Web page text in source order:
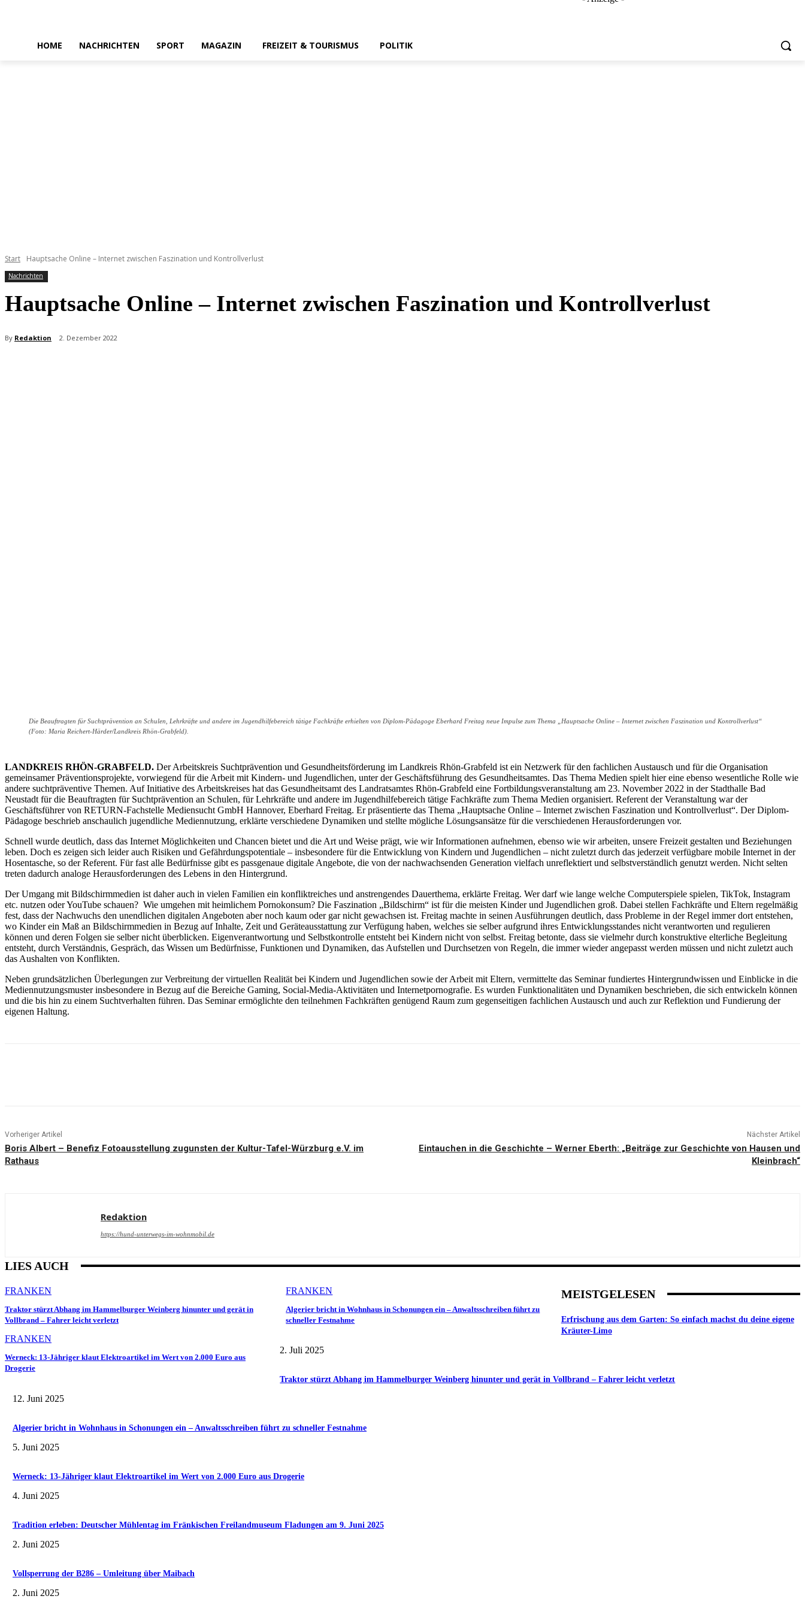
HOME NACHRICHTEN SPORT MAGAZIN FREIZEIT & TOURISMUS POLITIK
Start Hauptsache Online – Internet zwischen Faszination und Kontrollverlust
Nachrichten
Hauptsache Online – Internet zwischen Faszination und Kontrollverlust
By Redaktion 2. Dezember 2022
Die Beauftragten für Suchtprävention an Schulen, Lehrkräfte und andere im Jugendhilfebereich tätige Fachkräfte erhielten von Diplom-Pädagoge Eberhard Freitag neue Impulse zum Thema „Hauptsache Online – Internet zwischen Faszination und Kontrollverlust“
(Foto: Maria Reichert-Härder/Landkreis Rhön-Grabfeld).
LANDKREIS RHÖN-GRABFELD. Der Arbeitskreis Suchtprävention und Gesundheitsförderung im Landkreis Rhön-Grabfeld ist ein Netzwerk für den fachlichen Austausch und für die Organisation
gemeinsamer Präventionsprojekte, vorwiegend für die Arbeit mit Kindern- und Jugendlichen, unter der Geschäftsführung des Gesundheitsamtes. Das Thema Medien spielt hier eine ebenso wesentliche Rolle wie
andere suchtpräventive Themen. Auf Initiative des Arbeitskreises hat das Gesundheitsamt des Landratsamtes Rhön-Grabfeld eine Fortbildungsveranstaltung am 23. November 2022 in der Stadthalle Bad
Neustadt für die Beauftragten für Suchtprävention an Schulen, für Lehrkräfte und andere im Jugendhilfebereich tätige Fachkräfte zum Thema Medien organisiert. Referent der Veranstaltung war der
Geschäftsführer von RETURN-Fachstelle Mediensucht GmbH Hannover, Eberhard Freitag. Er präsentierte das Thema „Hauptsache Online – Internet zwischen Faszination und Kontrollverlust“. Der Diplom-
Pädagoge beschrieb anschaulich jugendliche Mediennutzung, erklärte verschiedene Dynamiken und stellte mögliche Lösungsansätze für die verschiedenen Herausforderungen vor.
Schnell wurde deutlich, dass das Internet Möglichkeiten und Chancen bietet und die Art und Weise prägt, wie wir Informationen aufnehmen, ebenso wie wir arbeiten, unsere Freizeit gestalten und Beziehungen
leben. Doch es zeigen sich leider auch Risiken und Gefährdungspotentiale – insbesondere für die Entwicklung von Kindern und Jugendlichen – nicht zuletzt durch das jederzeit verfügbare mobile Internet in der
Hosentasche, so der Referent. Für fast alle Bedürfnisse gibt es passgenaue digitale Angebote, die von der nachwachsenden Generation vielfach unreflektiert und selbstverständlich genutzt werden. Nicht selten
treten dadurch analoge Herausforderungen des Lebens in den Hintergrund.
Der Umgang mit Bildschirmmedien ist daher auch in vielen Familien ein konfliktreiches und anstrengendes Dauerthema, erklärte Freitag. Wer darf wie lange welche Computerspiele spielen, TikTok, Instagram
etc. nutzen oder YouTube schauen? Wie umgehen mit heimlichem Pornokonsum? Die Faszination „Bildschirm“ ist für die meisten Kinder und Jugendlichen groß. Dabei stellen Fachkräfte und Eltern regelmäßig
fest, dass der Nachwuchs den unendlichen digitalen Angeboten aber noch kaum oder gar nicht gewachsen ist. Freitag machte in seinen Ausführungen deutlich, dass Probleme in der Regel immer dort entstehen,
wo Kinder ein Maß an Bildschirmmedien in Bezug auf Inhalte, Zeit und Geräteausstattung zur Verfügung haben, welches sie selber aufgrund ihres Entwicklungsstandes nicht verantworten und regulieren
können und deren Folgen sie selber nicht überblicken. Eigenverantwortung und Selbstkontrolle entsteht bei Kindern nicht von selbst. Freitag betonte, dass sie vielmehr durch konstruktive elterliche Begleitung
entsteht, durch Verständnis, Gespräch, das Wissen um Bedürfnisse, Funktionen und Dynamiken, das Aufstellen und Durchsetzen von Regeln, die immer wieder angepasst werden müssen und nicht zuletzt auch
das Aushalten von Konflikten.
Neben grundsätzlichen Überlegungen zur Verbreitung der virtuellen Realität bei Kindern und Jugendlichen sowie der Arbeit mit Eltern, vermittelte das Seminar fundiertes Hintergrundwissen und Einblicke in die
Mediennutzungsmuster insbesondere in Bezug auf die Bereiche Gaming, Social-Media-Aktivitäten und Internetpornografie. Es wurden Funktionalitäten und Dynamiken beschrieben, die sich entwickeln können
und die bis hin zu einem Suchtverhalten führen. Das Seminar ermöglichte den teilnehmen Fachkräften genügend Raum zum gegenseitigen fachlichen Austausch und auch zur Reflektion und Fundierung der
eigenen Haltung.
Vorheriger Artikel
Boris Albert – Benefiz Fotoausstellung zugunsten der Kultur-Tafel-Würzburg e.V. im
Rathaus
Nächster Artikel
Eintauchen in die Geschichte – Werner Eberth: „Beiträge zur Geschichte von Hausen und
Kleinbrach“
Redaktion
https://hund-unterwegs-im-wohnmobil.de
LIES AUCH
FRANKEN
Traktor stürzt Abhang im Hammelburger Weinberg hinunter und gerät in
Vollbrand – Fahrer leicht verletzt
FRANKEN
Algerier bricht in Wohnhaus in Schonungen ein – Anwaltsschreiben führt zu
schneller Festnahme
FRANKEN
Werneck: 13-Jähriger klaut Elektroartikel im Wert von 2.000 Euro aus
Drogerie
MEISTGELESEN
Erfrischung aus dem Garten: So einfach machst du deine eigene
Kräuter-Limo
2. Juli 2025
Traktor stürzt Abhang im Hammelburger Weinberg hinunter und gerät in Vollbrand – Fahrer leicht verletzt
12. Juni 2025
Algerier bricht in Wohnhaus in Schonungen ein – Anwaltsschreiben führt zu schneller Festnahme
5. Juni 2025
Werneck: 13-Jähriger klaut Elektroartikel im Wert von 2.000 Euro aus Drogerie
4. Juni 2025
Tradition erleben: Deutscher Mühlentag im Fränkischen Freilandmuseum Fladungen am 9. Juni 2025
2. Juni 2025
Vollsperrung der B286 – Umleitung über Maibach
2. Juni 2025